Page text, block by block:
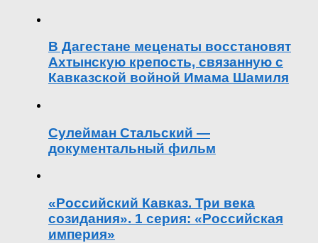
В Дагестане меценаты восстановят
Ахтынскую крепость, связанную с
Кавказской войной Имама Шамиля
Сулейман Стальский —
документальный фильм
«Российский Кавказ. Три века
созидания». 1 серия: «Российская
империя»